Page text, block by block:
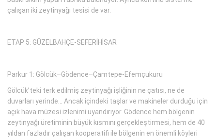
çalışan iki zeytinyağı tesisi de var.
ETAP 5: GÜZELBAHÇE-SEFERİHİSAR
Parkur 1: Gölcük–Gödence–Çamtepe-Efemçukuru
Gölcük’teki terk edilmiş zeytinyağı işliğinin ne çatısı, ne de
duvarları yerinde... Ancak içindeki taşlar ve makineler durduğu için
açık hava müzesi izlenimi uyandırıyor. Gödence hem bölgenin
zeytinyağı üretiminin büyük kısmını gerçekleştirmesi, hem de 40
yıldan fazladır çalışan kooperatifi ile bölgenin en önemli köyleri